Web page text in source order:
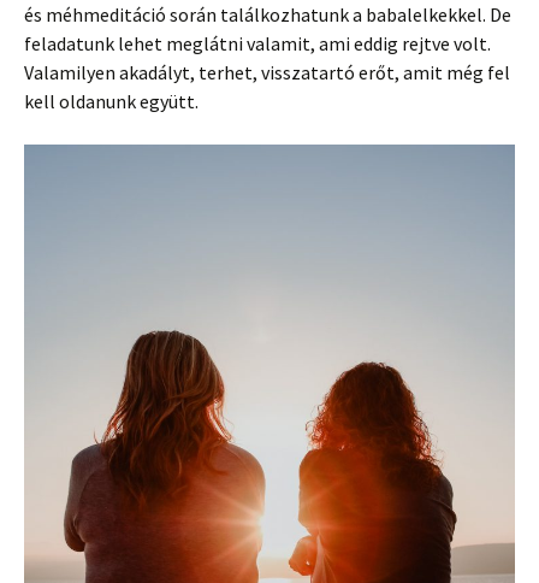
és méhmeditáció során találkozhatunk a babalelkekkel. De
feladatunk lehet meglátni valamit, ami eddig rejtve volt.
Valamilyen akadályt, terhet, visszatartó erőt, amit még fel
kell oldanunk együtt.